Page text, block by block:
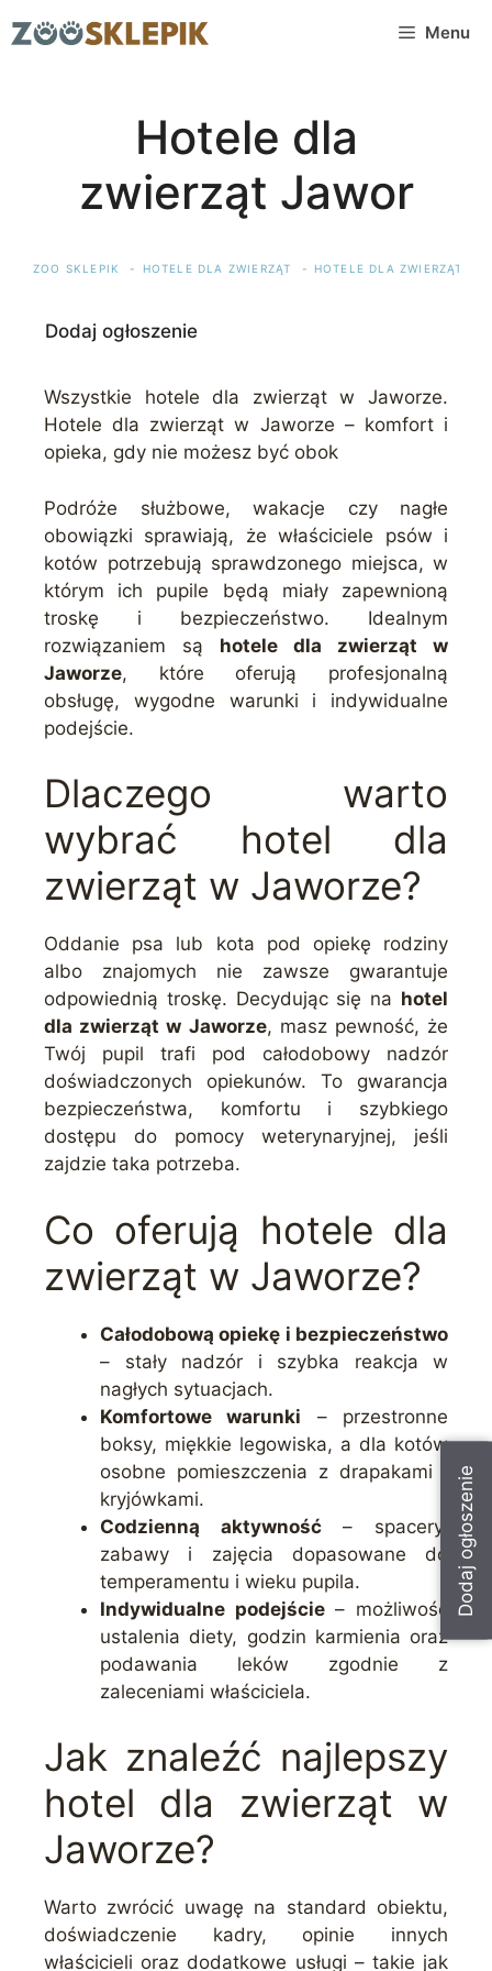
do
Menu
Hotele dla
zwierząt Jawor
ZOO SKLEPIK HOTELE DLA ZWIERZĄT HOTELE DLA ZWIERZĄT
Dodaj ogłoszenie
Dodaj ogłoszenie
Wszystkie hotele dla zwierząt w Jaworze.
Hotele dla zwierząt w Jaworze – komfort i
opieka, gdy nie możesz być obok
Podróże służbowe, wakacje czy nagłe
obowiązki sprawiają, że właściciele psów i
kotów potrzebują sprawdzonego miejsca, w
którym ich pupile będą miały zapewnioną
troskę i bezpieczeństwo. Idealnym
rozwiązaniem są hotele dla zwierząt w
Jaworze, które oferują profesjonalną
obsługę, wygodne warunki i indywidualne
podejście.
Dlaczego warto
wybrać hotel dla
zwierząt w Jaworze?
Oddanie psa lub kota pod opiekę rodziny
albo znajomych nie zawsze gwarantuje
odpowiednią troskę. Decydując się na hotel
dla zwierząt w Jaworze, masz pewność, że
Twój pupil trafi pod całodobowy nadzór
doświadczonych opiekunów. To gwarancja
bezpieczeństwa, komfortu i szybkiego
dostępu do pomocy weterynaryjnej, jeśli
zajdzie taka potrzeba.
Co oferują hotele dla
zwierząt w Jaworze?
Całodobową opiekę i bezpieczeństwo
– stały nadzór i szybka reakcja w
nagłych sytuacjach.
Komfortowe warunki – przestronne
boksy, miękkie legowiska, a dla kotów
osobne pomieszczenia z drapakami i
kryjówkami.
Codzienną aktywność– spacery,
zabawy i zajęcia dopasowane do
temperamentu i wieku pupila.
Indywidualne podejście– możliwość
ustalenia diety, godzin karmienia oraz
podawania leków zgodnie z
zaleceniami właściciela.
Jak znaleźć najlepszy
hotel dla zwierząt w
Jaworze?
Warto zwrócić uwagę na standard obiektu,
doświadczenie kadry, opinie innych
właścicieli oraz dodatkowe usługi – takie jak